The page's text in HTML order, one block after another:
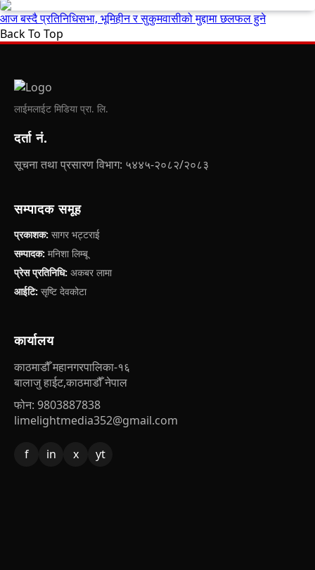
आज बस्दै प्रतिनिधिसभा, भूमिहीन र सुकुमवासीको मुद्दामा छलफल हुने
Back To Top
लाईमलाईट मिडिया प्रा. लि.
दर्ता नं.
सूचना तथा प्रसारण विभाग: ५४४५-२०८२/२०८३
सम्पादक समूह
प्रकाशक: सागर भट्टराई
सम्पादक: मनिशा लिम्बू
प्रेस प्रतिनिधि: अकबर लामा
आईटि: सृष्टि देवकोटा
कार्यालय
काठमाडौँ महानगरपालिका-१६
बालाजु हाईट,काठमाडौँ नेपाल
फोन: 9803887838
limelightmedia352@gmail.com
f in x yt